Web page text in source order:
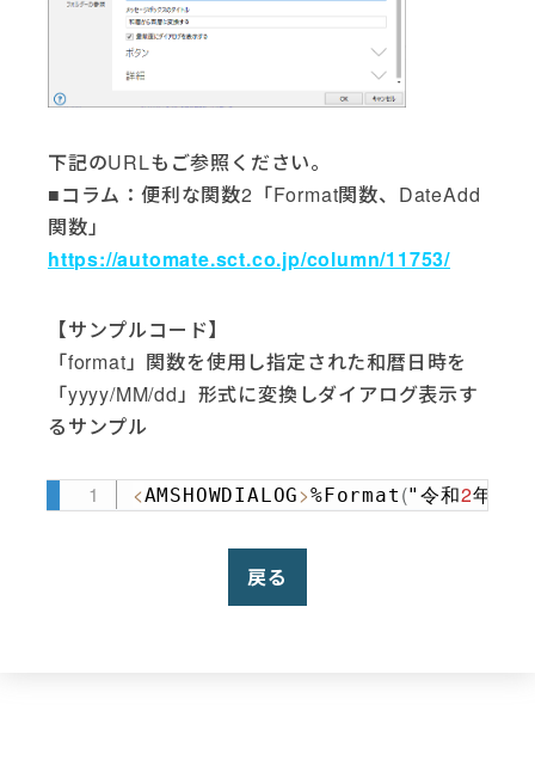
下記のURLもご参照ください。
■コラム：便利な関数2「Format関数、DateAdd
関数」
https://automate.sct.co.jp/column/11753/
【サンプルコード】
「format」関数を使用し指定された和暦日時を
「yyyy/MM/dd」形式に変換しダイアログ表示す
るサンプル
<AMSHOWDIALOG>%Format ("令和2年
Copy
戻る